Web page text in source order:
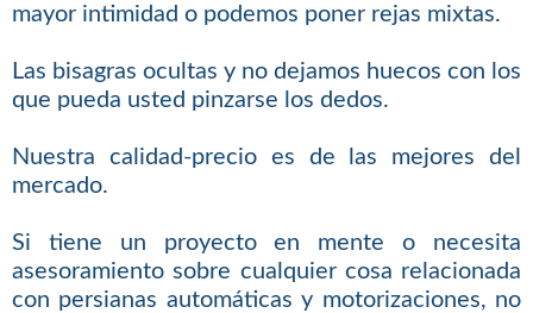
mayor intimidad o podemos poner rejas mixtas.
Las bisagras ocultas y no dejamos huecos con los
que pueda usted pinzarse los dedos.
Nuestra calidad-precio es de las mejores del
mercado.
Si tiene un proyecto en mente o necesita
asesoramiento sobre cualquier cosa relacionada
con persianas automáticas y motorizaciones, no